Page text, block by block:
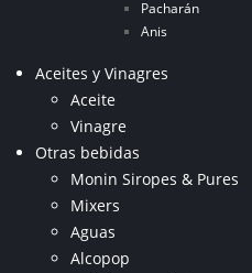
Pacharán
Anis
Aceites y Vinagres
Aceite
Vinagre
Otras bebidas
Monin Siropes & Pures
Mixers
Aguas
Alcopop